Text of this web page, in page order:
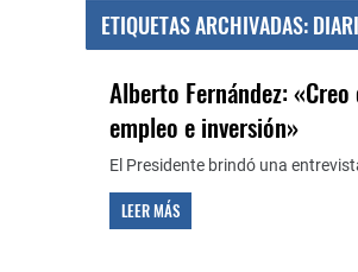
ETIQUETAS ARCHIVADAS:
Alberto Fernández:
empleo e inversión»
El Presidente brindó una
LEER MÁS